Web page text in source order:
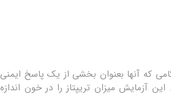
که آنها بعنوان بخشی از یک پاسخ ایمنی
آزمایش میزان تریپتاز را در خون اندازه